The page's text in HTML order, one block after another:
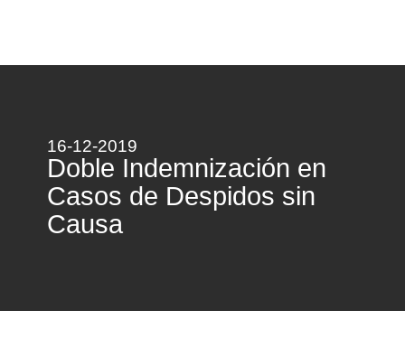
16-12-2019
Doble Indemnización en
Casos de Despidos sin
Causa